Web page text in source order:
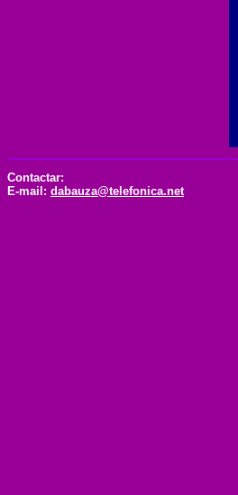
Contactar:
E-mail: dabauza@telefonica.net